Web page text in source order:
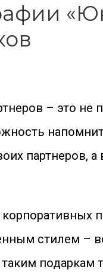
– это
стилем –
таким